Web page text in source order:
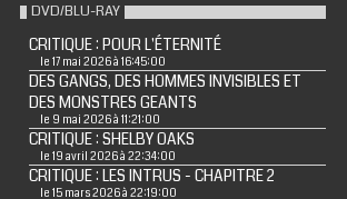
DVD/BLU-RAY
CRITIQUE : POUR L'ÉTERNITÉ
le 17 mai 2026 à 16:45:00
DES GANGS, DES HOMMES INVISIBLES ET
DES MONSTRES GEANTS
le 9 mai 2026 à 11:21:00
CRITIQUE : SHELBY OAKS
le 19 avril 2026 à 22:34:00
CRITIQUE : LES INTRUS - CHAPITRE 2
le 15 mars 2026 à 22:19:00